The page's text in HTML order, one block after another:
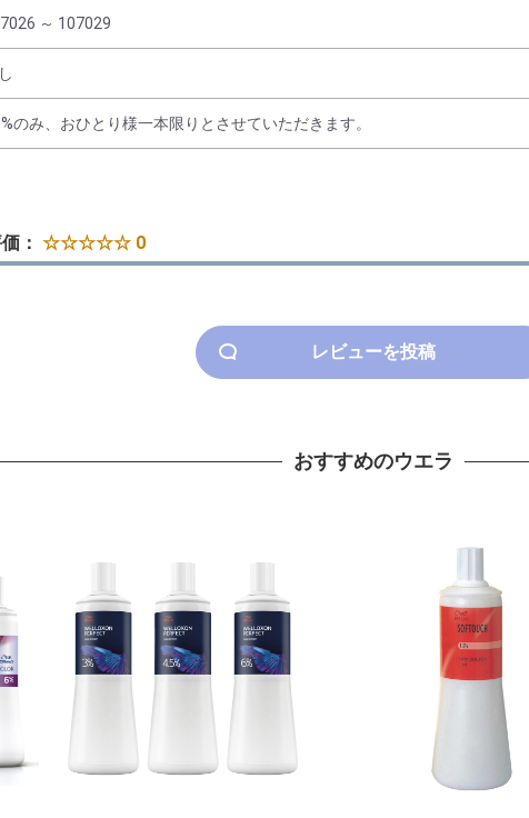
～ 107029
のみ、おひとり様一本限りとさせていただきます。
： ☆☆☆☆☆ 0
レビューを投稿
おすすめのウエラ